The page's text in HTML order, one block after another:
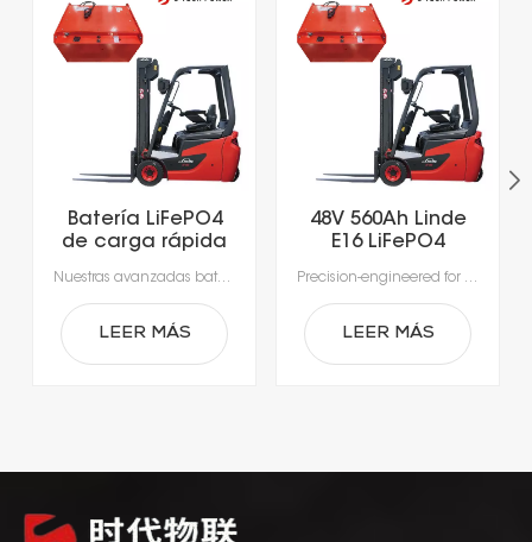
Batería LiFePO4
de carga rápida
ciclos de vida
para carretillas
elevadoras
Nuestras avanzadas baterías de iones de litio, diseñadas específicamente para las exigencias de la manipulación moderna de materiales.Experimente una productividad sin precedentes con una carga rápida que tarda tan solo 1-2 horas, lo que permite cargar la batería durante los descansos y elimina los largos tiempos de inactividad por cambio de batería.Gracias a los sistemas de gestión de baterías (BMS) integrados, que garantizan una seguridad, un rendimiento y una durabilidad óptimos, obtendrá una alimentación fiable, más inteligente y segura.
LEER MÁS
48V 560Ah Linde
E16 LiFePO4
Battery
Precision-engineered for the rigorous demands of modern material handling, our advanced lithium-ion batteries deliver unmatched efficiency. Intelligent power management enables rapid, opportunity charging in as little as 1–2 hours, ensuring your fleet stays productive around the clock. Integrated Battery Management Systems (BMS) provide real-time monitoring for enhanced safety, optimal performance, and extended battery life—making power delivery smarter, safer, and more reliable.
LEER MÁS